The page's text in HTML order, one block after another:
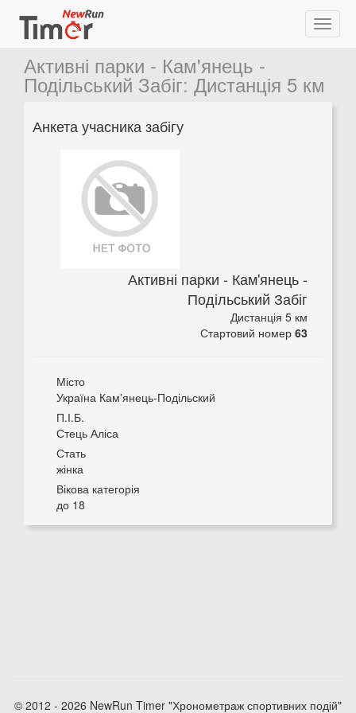
Активні парки - Кам'янець -
Подільський Забіг: Дистанція 5 км
Анкета учасника забігу
Активні парки - Кам'янець -
Подільський Забіг
Дистанція 5 км
Стартовий номер 63
Місто
Україна Камʼянець-Подільский
П.І.Б.
Стець Аліса
Стать
жінка
Вікова категорія
до 18
© 2012 - 2026 NewRun Timer "Хронометраж спортивних подій"